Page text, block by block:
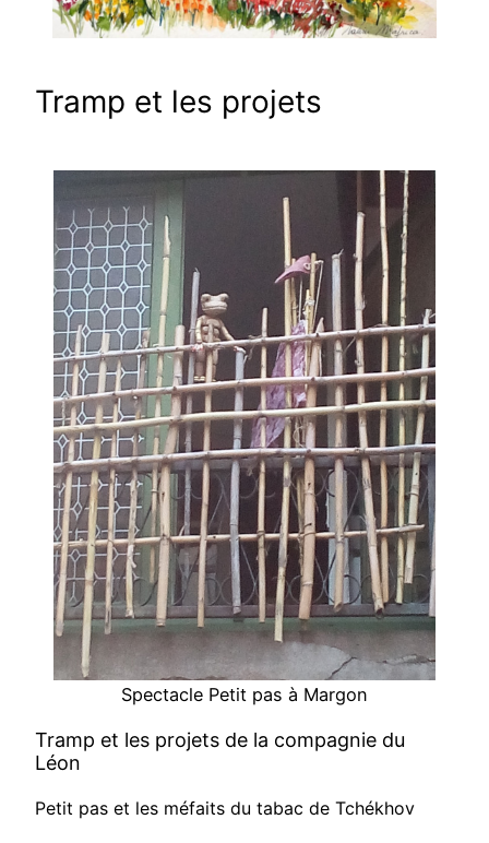
Tramp et les projets
Spectacle Petit pas à Margon
Tramp et les projets de la compagnie du
Léon
Petit pas et les méfaits du tabac de Tchékhov